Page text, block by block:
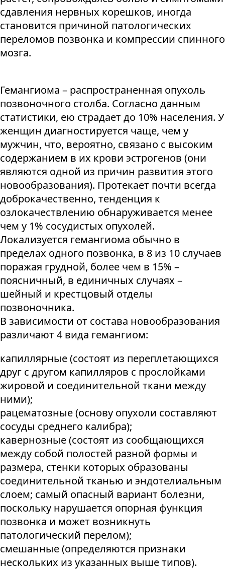
сдавления нервных корешков, иногда
становится причиной патологических
переломов позвонка и компрессии спинного
мозга.
Гемангиома – распространенная опухоль
позвоночного столба. Согласно данным
статистики, ею страдает до 10% населения. У
женщин диагностируется чаще, чем у
мужчин, что, вероятно, связано с высоким
содержанием в их крови эстрогенов (они
являются одной из причин развития этого
новообразования). Протекает почти всегда
доброкачественно, тенденция к
озлокачествлению обнаруживается менее
чем у 1% сосудистых опухолей.
Локализуется гемангиома обычно в
пределах одного позвонка, в 8 из 10 случаев
поражая грудной, более чем в 15% –
поясничный, в единичных случаях –
шейный и крестцовый отделы
позвоночника.
В зависимости от состава новообразования
различают 4 вида гемангиом:
капиллярные (состоят из переплетающихся
друг с другом капилляров с прослойками
жировой и соединительной ткани между
ними);
рацематозные (основу опухоли составляют
сосуды среднего калибра);
кавернозные (состоят из сообщающихся
между собой полостей разной формы и
размера, стенки которых образованы
соединительной тканью и эндотелиальным
слоем; самый опасный вариант болезни,
поскольку нарушается опорная функция
позвонка и может возникнуть
патологический перелом);
смешанные (определяются признаки
нескольких из указанных выше типов).